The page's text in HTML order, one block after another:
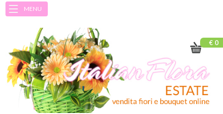
MENU
€ 0